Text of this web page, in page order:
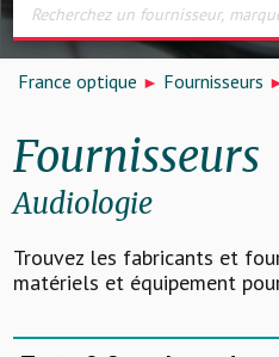
France optique Fournisseurs
Fournisseurs
Audiologie
Trouvez les fabricants et
matériels et équipement